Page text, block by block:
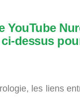
YouTube
dessus
les liens